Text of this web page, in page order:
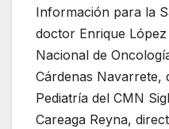
Información para la
doctor Enrique
Nacional de
Cárdenas Navarrete,
Pediatría del CMN
Careaga Reyna,